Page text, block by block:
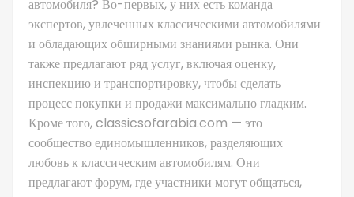
автомобиля? Во-первых, у них есть команда
экспертов, увлеченных классическими автомобилями
и обладающих обширными знаниями рынка. Они
также предлагают ряд услуг, включая оценку,
инспекцию и транспортировку, чтобы сделать
процесс покупки и продажи максимально гладким.
Кроме того, classicsofarabia.com — это
сообщество единомышленников, разделяющих
любовь к классическим автомобилям. Они
предлагают форум, где участники могут общаться,